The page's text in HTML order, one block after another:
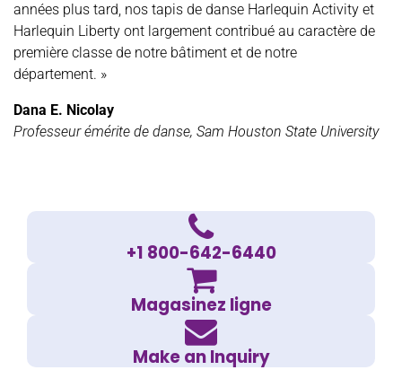
années plus tard, nos tapis de danse Harlequin Activity et
Harlequin Liberty ont largement contribué au caractère de
première classe de notre bâtiment et de notre
département. »
Dana E. Nicolay
Professeur émérite de danse, Sam Houston State University
+1 800-642-6440
Magasinez ligne
Make an Inquiry